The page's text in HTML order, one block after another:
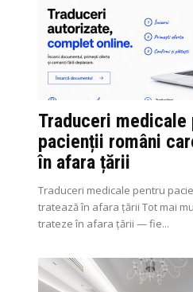
Traduceri medicale
pacienții români
în afara țării
Traduceri medicale pentru
tratează în afara țării Tot mai
trateze în afara țării — fie...